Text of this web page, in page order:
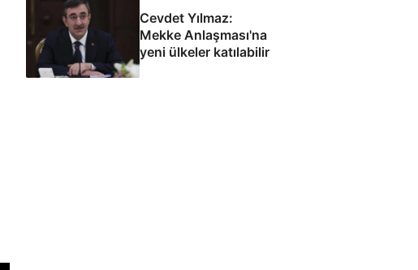
Cevdet Yılmaz:
Mekke Anlaşması'na
yeni ülkeler katılabilir